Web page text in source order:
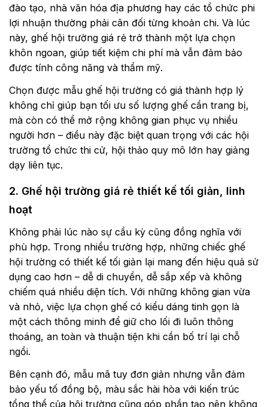
đào tạo, nhà văn hóa địa phương hay các tổ chức phi
lợi nhuận thường phải cân đối từng khoản chi. Và lúc
này, ghế hội trường giá rẻ trở thành một lựa chọn
khôn ngoan, giúp tiết kiệm chi phí mà vẫn đảm bảo
được tính công năng và thẩm mỹ.
Chọn được mẫu ghế hội trường có giá thành hợp lý
không chỉ giúp bạn tối ưu số lượng ghế cần trang bị,
mà còn có thể mở rộng không gian phục vụ nhiều
người hơn – điều này đặc biệt quan trọng với các hội
trường tổ chức thi cử, hội thảo quy mô lớn hay giảng
dạy liên tục.
2. Ghế hội trường giá rẻ thiết kế tối giản, linh
hoạt
Không phải lúc nào sự cầu kỳ cũng đồng nghĩa với
phù hợp. Trong nhiều trường hợp, những chiếc ghế
hội trường có thiết kế tối giản lại mang đến hiệu quả sử
dụng cao hơn – dễ di chuyển, dễ sắp xếp và không
chiếm quá nhiều diện tích. Với những không gian vừa
và nhỏ, việc lựa chọn ghế có kiểu dáng tinh gọn là
một cách thông minh để giữ cho lối đi luôn thông
thoáng, an toàn và thuận tiện khi cần bố trí lại chỗ
ngồi.
Bên cạnh đó, mẫu mã tuy đơn giản nhưng vẫn đảm
bảo yếu tố đồng bộ, màu sắc hài hòa với kiến trúc
tổng thể của hội trường cũng góp phần tạo nên không